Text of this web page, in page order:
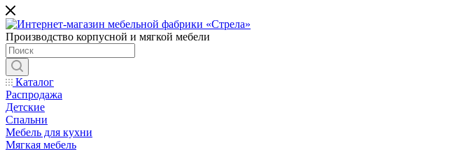
Производство корпусной и мягкой мебели
Каталог
Распродажа
Детские
Спальни
Мебель для кухни
Мягкая мебель